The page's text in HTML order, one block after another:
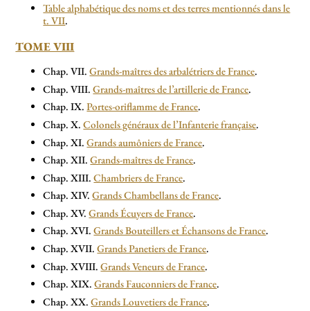
Table alphabétique des noms et des terres mentionnés dans le
t. VII.
TOME VIII
Chap. VII.Grands-maîtres des arbalétriers de France.
Chap. VIII.Grands-maîtres de l’artillerie de France.
Chap. IX.Portes-oriflamme de France.
Chap. X.Colonels généraux de l’Infanterie française.
Chap. XI.Grands aumôniers de France.
Chap. XII.Grands-maîtres de France.
Chap. XIII.Chambriers de France.
Chap. XIV.Grands Chambellans de France.
Chap. XV.Grands Écuyers de France.
Chap. XVI.Grands Bouteillers et Échansons de France.
Chap. XVII.Grands Panetiers de France.
Chap. XVIII.Grands Veneurs de France.
Chap. XIX.Grands Fauconniers de France.
Chap. XX.Grands Louvetiers de France.